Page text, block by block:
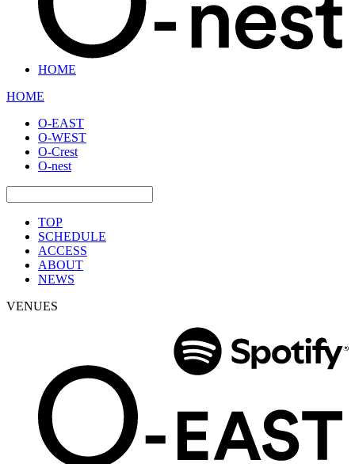
HOME
HOME
O-EAST
O-WEST
O-Crest
O-nest
TOP
SCHEDULE
ACCESS
ABOUT
NEWS
VENUES